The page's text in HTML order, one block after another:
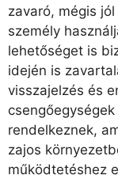
zavaró, mégis
személy
lehetőséget is
idején is
visszajelzés és
rendelkeznek,
zajos
működtetéshez